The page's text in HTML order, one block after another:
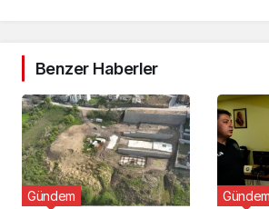
Benzer Haberler
Gündem Gündem